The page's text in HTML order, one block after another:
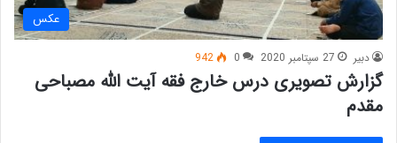
عکس
دبیر 27 سپتامبر 2020 0
942
گزارش تصویری درس خارج فقه آیت الله مصباحی
مقدم